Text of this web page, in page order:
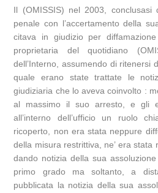
Il (OMISSIS) nel 2003, conclusasi
penale con l’accertamento della
citava in giudizio per
proprietaria del quotidiano
dell’Interno, assumendo di ritenersi
quale erano state trattate le
giudiziaria che lo aveva coinvolto :
al massimo il suo arresto, e gli
all’interno dell’ufficio un ruolo
ricoperto, non era stata neppure
della misura restrittiva, ne’ era stata
dando notizia della sua
primo grado ma soltanto, a
pubblicata la notizia della sua